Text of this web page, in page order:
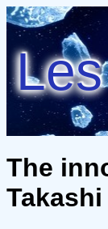
The
Takashi